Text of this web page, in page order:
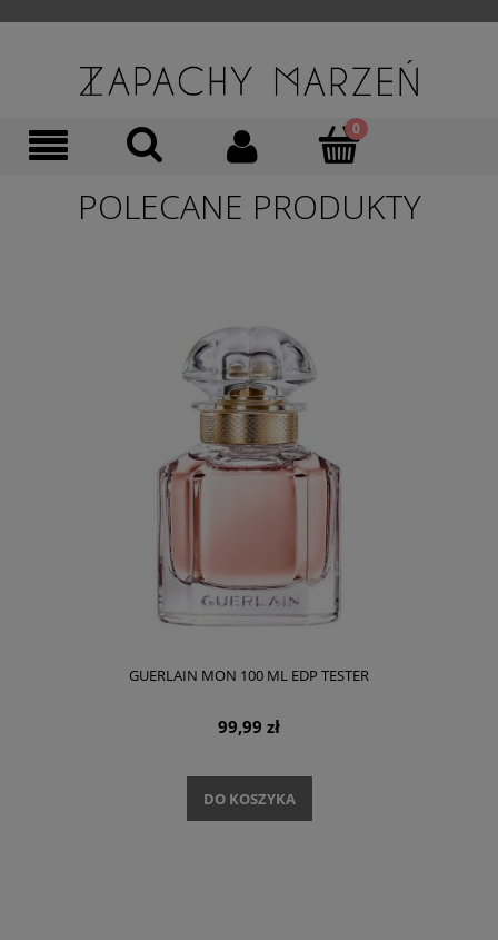
POLECANE PRODUKTY
GUERLAIN MON 100 ML EDP TESTER
99,99 zł
DO KOSZYKA